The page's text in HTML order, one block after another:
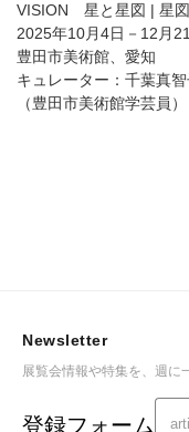
VISION 星と星図 | 星
2025年10月4日－12月
豊田市美術館、愛知
キュレーター：千葉真
（豊田市美術館学芸員）
Newsletter
展覧会情報や特集を、週に
登録フォーム